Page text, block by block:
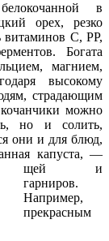
в
орех, резко
витаминов С, РР,
Богата
магнием,
высокому
страдающим
кочанчики можно
но и солить,
они и для блюд,
капуста, —
щей и
гарниров.
Например,
прекрасным